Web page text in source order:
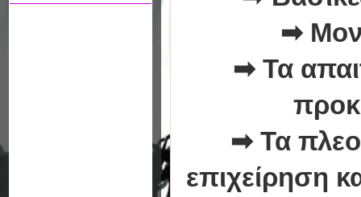
➡
➡ Τα
➡ Τα
επιχείρηση